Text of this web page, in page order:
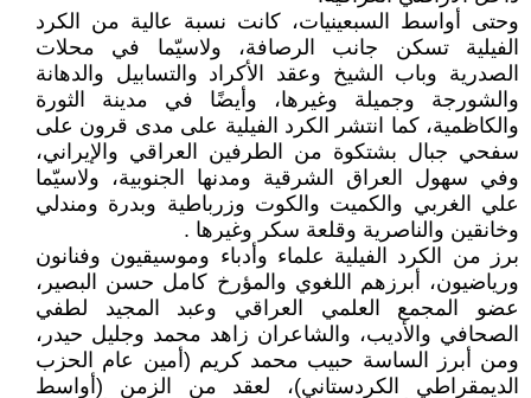
وحتى أواسط السبعينيات، كانت نسبة عالية من الكرد
الفيلية تسكن جانب الرصافة، ولاسيّما في محلات
الصدرية وباب الشيخ وعقد الأكراد والتسابيل والدهانة
والشورجة وجميلة وغيرها، وأيضًا في مدينة الثورة
والكاظمية، كما انتشر الكرد الفيلية على مدى قرون على
سفحي جبال بشتكوة من الطرفين العراقي والإيراني،
وفي سهول العراق الشرقية ومدنها الجنوبية، ولاسيّما
علي الغربي والكميت والكوت وزرباطية وبدرة ومندلي
وخانقين والناصرية وقلعة سكر وغيرها .
برز من الكرد الفيلية علماء وأدباء وموسيقيون وفنانون
ورياضيون، أبرزهم اللغوي والمؤرخ كامل حسن البصير،
عضو المجمع العلمي العراقي وعبد المجيد لطفي
الصحافي والأديب، والشاعران زاهد محمد وجليل حيدر،
ومن أبرز الساسة حبيب محمد كريم (أمين عام الحزب
الديمقراطي الكردستاني)، لعقد من الزمن (أواسط